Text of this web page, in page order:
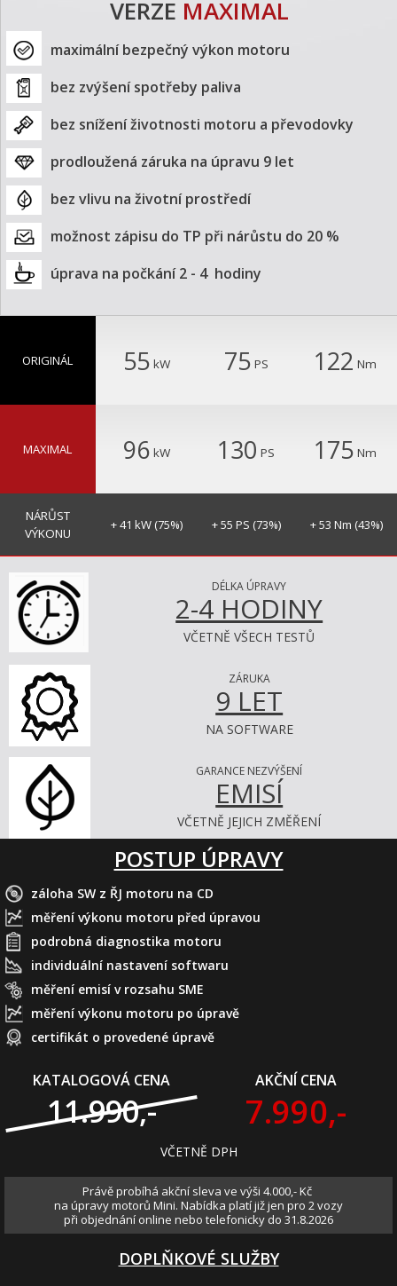
VERZE MAXIMAL
maximální bezpečný výkon motoru
bez zvýšení spotřeby paliva
bez snížení životnosti motoru a převodovky
prodloužená záruka na úpravu 9 let
bez vlivu na životní prostředí
možnost zápisu do TP při nárůstu do 20 %
úprava na počkání 2 - 4  hodiny
ORIGINÁL 55 kW 75 PS 122 Nm
MAXIMAL 96 kW 130 PS 175 Nm
NÁRŮST
VÝKONU
+ 41 kW (75%) + 55 PS (73%) + 53 Nm (43%)
DÉLKA ÚPRAVY
2-4 HODINY
VČETNĚ VŠECH TESTŮ
ZÁRUKA
9 LET
NA SOFTWARE
GARANCE NEZVÝŠENÍ
EMISÍ
VČETNĚ JEJICH ZMĚŘENÍ
POSTUP ÚPRAVY
záloha SW z ŘJ motoru na CD
měření výkonu motoru před úpravou
podrobná diagnostika motoru
individuální nastavení softwaru
měření emisí v rozsahu SME
měření výkonu motoru po úpravě
certifikát o provedené úpravě
KATALOGOVÁ CENA
11.990,-
AKČNÍ CENA
7.990,-
VČETNĚ DPH
Právě probíhá akční sleva ve výši 4.000,- Kč
na úpravy motorů Mini. Nabídka platí již jen pro 2 vozy
při objednání online nebo telefonicky do 31.8.2026
DOPLŇKOVÉ SLUŽBY